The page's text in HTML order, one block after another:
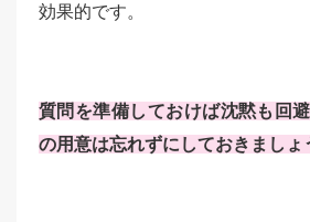
効果的です。
質問を準備しておけば沈黙も回
の用意は忘れずにしておきましょ